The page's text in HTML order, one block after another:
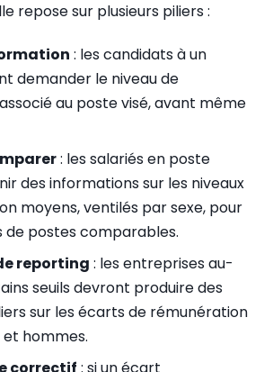
repose sur plusieurs piliers :
: les candidats à un
demander le niveau de
au poste visé, avant même
: les salariés en poste
des informations sur les niveaux
moyens, ventilés par sexe, pour
de postes comparables.
reporting : les entreprises au-
seuils devront produire des
sur les écarts de rémunération
hommes.